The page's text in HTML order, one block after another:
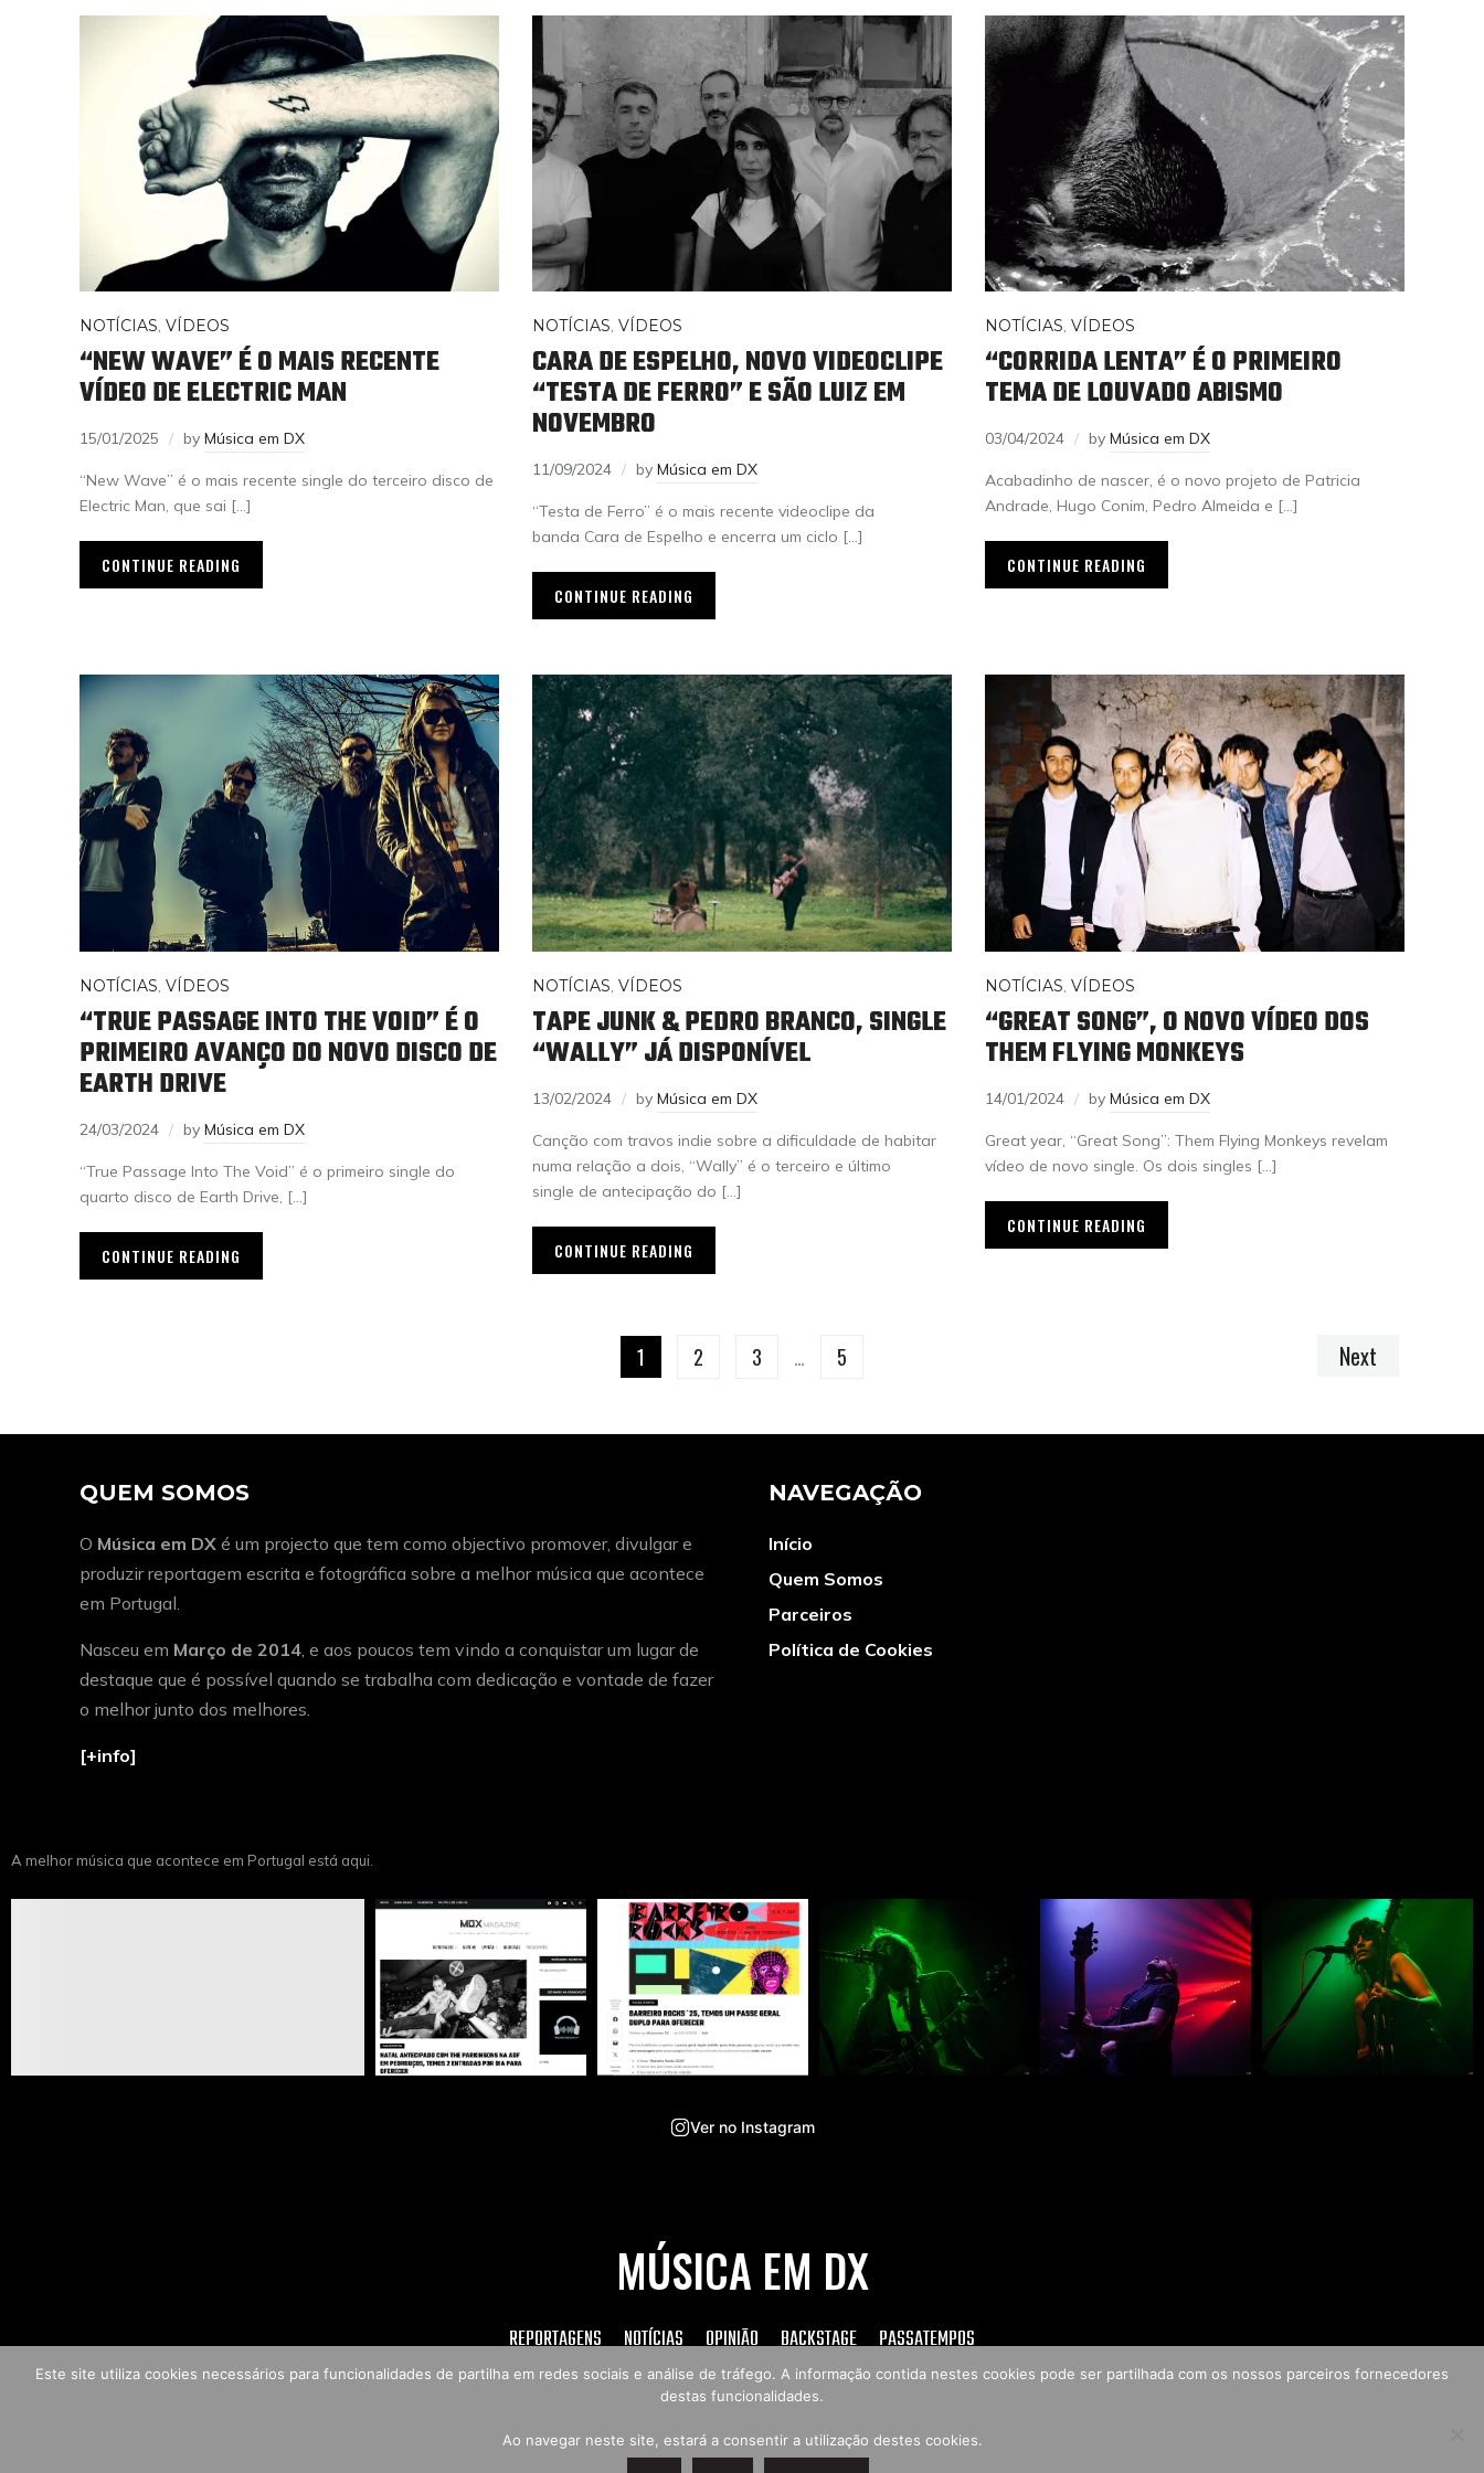
NOTÍCIAS, VÍDEOS
“NEW WAVE” É O MAIS RECENTE
VÍDEO DE ELECTRIC MAN
15/01/2025 by Música em DX
“New Wave” é o mais recente single do terceiro disco de
Electric Man, que sai […]
CONTINUE READING
NOTÍCIAS, VÍDEOS
CARA DE ESPELHO, NOVO VIDEOCLIPE
“TESTA DE FERRO” E SÃO LUIZ EM
NOVEMBRO
11/09/2024 by Música em DX
“Testa de Ferro” é o mais recente videoclipe da
banda Cara de Espelho e encerra um ciclo […]
CONTINUE READING
NOTÍCIAS, VÍDEOS
“CORRIDA LENTA” É O PRIMEIRO
TEMA DE LOUVADO ABISMO
03/04/2024 by Música em DX
Acabadinho de nascer, é o novo projeto de Patricia
Andrade, Hugo Conim, Pedro Almeida e […]
CONTINUE READING
NOTÍCIAS VÍDEOS
“TRUE PASSAGE INTO THE VOID” É O
PRIMEIRO AVANÇO DO NOVO DISCO DE
EARTH DRIVE
24/03/2024 by Música em DX
“True Passage Into The Void” é o primeiro single do
quarto disco de Earth Drive, […]
CONTINUE READING
NOTÍCIAS VÍDEOS
TAPE JUNK & PEDRO BRANCO, SINGLE
“WALLY” JÁ DISPONÍVEL
13/02/2024 by Música em DX
Canção com travos indie sobre a dificuldade de habitar
numa relação a dois, “Wally” é o terceiro e último
single de antecipação do […]
CONTINUE READING
NOTÍCIAS VÍDEOS
“GREAT SONG”, O NOVO VÍDEO DOS
THEM FLYING MONKEYS
14/01/2024 by Música em DX
Great year, “Great Song”: Them Flying Monkeys revelam
vídeo de novo single. Os dois singles […]
CONTINUE READING
1 2 3 … 5 Next
QUEM SOMOS
O Música em DX é um projecto que tem como objectivo promover, divulgar e
produzir reportagem escrita e fotográfica sobre a melhor música que acontece
em Portugal.
Nasceu em Março de 2014 , e aos poucos tem vindo a conquistar um lugar de
destaque que é possível quando se trabalha com dedicação e vontade de fazer
o melhor junto dos melhores.
[+info]
NAVEGAÇÃO
Início
Quem Somos
Parceiros
Política de Cookies
A melhor música que acontece em Portugal está aqui.
Ver no Instagram
MÚSICA EM DX
REPORTAGENS NOTÍCIAS OPINIÃO BACKSTAGE PASSATEMPOS
Copyright © 2026 Música em DX
Este site utiliza cookies necessários para funcionalidades de partilha em redes sociais e análise de tráfego. A informação contida nestes cookies pode ser partilhada com os nossos parceiros fornecedores
destas funcionalidades.
Ao navegar neste site, estará a consentir a utilização destes cookies.